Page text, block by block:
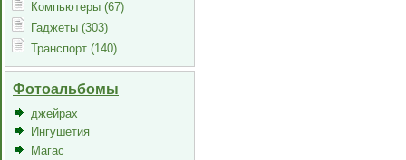
Компьютеры (67)
Гаджеты (303)
Транспорт (140)
Фотоальбомы
джейрах
Ингушетия
Магас